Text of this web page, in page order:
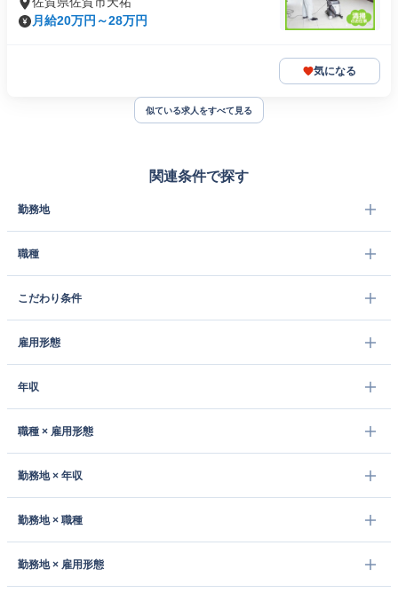
月給20万円～28万円
気になる
似ている求人をすべて見る
関連条件で探す
勤務地
職種
こだわり条件
雇用形態
年収
職種 × 雇用形態
勤務地 × 年収
勤務地 × 職種
勤務地 × 雇用形態